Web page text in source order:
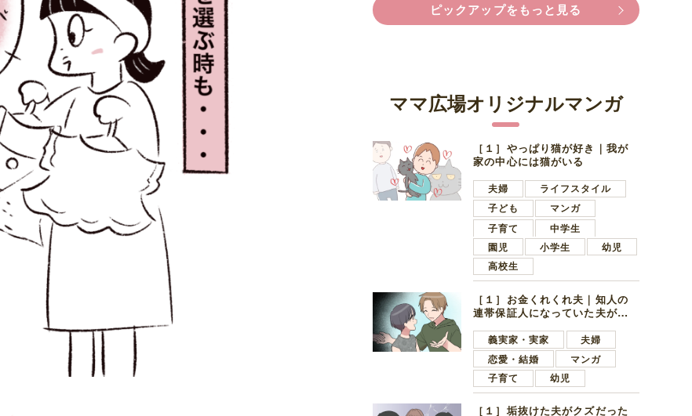
ピックアップをもっと見る
ママ広場オリジナルマンガ
［１］やっぱり猫が好き｜我が
家の中心には猫がいる
夫婦
ライフスタイル
子ども
マンガ
子育て
中学生
園児
小学生
幼児
高校生
［１］お金くれくれ夫｜知人の
連帯保証人になっていた夫が家
言ってきた
義実家・実家
夫婦
恋愛・結婚
マンガ
子育て
幼児
［１］垢抜けた夫がクズだった